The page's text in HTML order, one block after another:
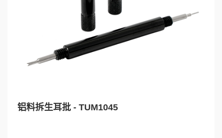
铝料拆生耳批 - TUM1045